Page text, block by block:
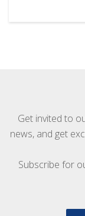
Get invited to
news, and get
Subscribe for